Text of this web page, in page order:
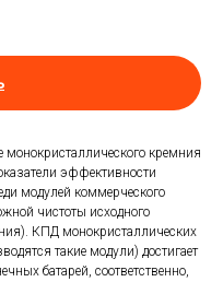
монокристаллического кремния
эффективности
модулей коммерческого
чистоты исходного
КПД монокристаллических
такие модули) достигает
батарей, соответственно,